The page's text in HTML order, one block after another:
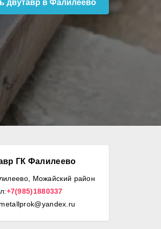
двутавр в Фалилеево
ГК Фалилеево
Можайский район
+7(985)1880337